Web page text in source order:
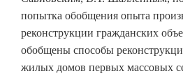
попытка обобщения опыта
реконструкции гражданских
обобщены способы
жилых домов первых массовых